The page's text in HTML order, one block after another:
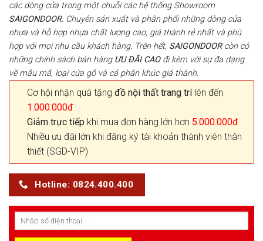
các dòng cửa trong một chuỗi các hệ thống Showroom
SAIGONDOOR. Chuyên sản xuất và phân phối những dòng cửa
nhựa và hỗ hợp nhựa chất lượng cao, giá thành rẻ nhất và phù
hợp với mọi nhu cầu khách hàng. Trên hết, SAIGONDOORcòn có
những chính sách bán hàng ƯU ĐÃI CAO đi kèm với sự đa dạng
về mẫu mã, loại cửa gỗ và cả phân khúc giá thành.
Cơ hội nhận quà tặng đồ nội thất trang trílên đến
1.000.000đ
Giảm trực tiếp khi mua đơn hàng lớn hơn 5.000.000đ
Nhiều ưu đãi lớn khi đăng ký tài khoản thành viên thân
thiết (SGD-VIP)
Hotline: 0824.400.400